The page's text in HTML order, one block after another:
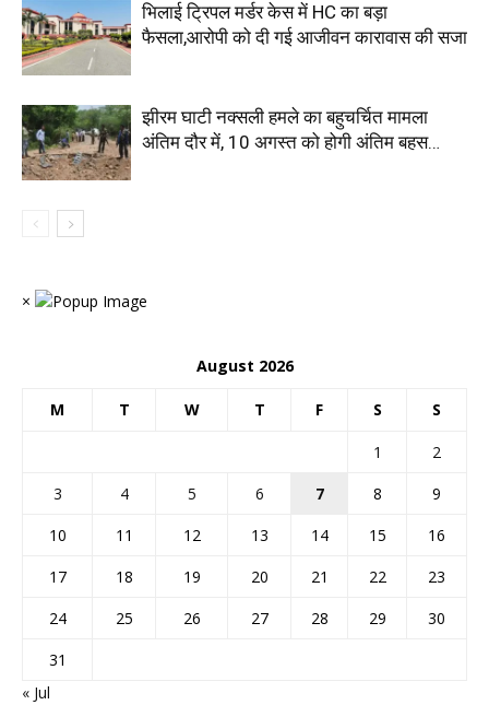
भिलाई ट्रिपल मर्डर केस में HC का बड़ा
फैसला,आरोपी को दी गई आजीवन कारावास की सजा
झीरम घाटी नक्सली हमले का बहुचर्चित मामला
अंतिम दौर में, 10 अगस्त को होगी अंतिम बहस…
×
August 2026
M T W T F S S
1
2
3
4 5 6 7 8
9
10
11 12 13 14 15
16
17
18 19 20 21 22
23
24
25 26 27 28 29
30
31
« Jul